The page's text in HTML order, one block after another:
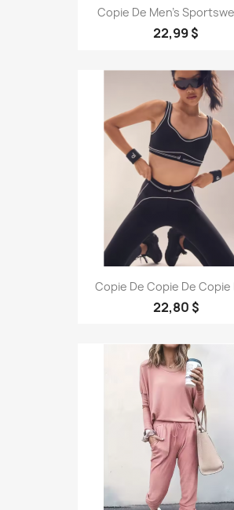
Copie De Men's
22,99 $
Copie De Copie De Copie
22,80 $